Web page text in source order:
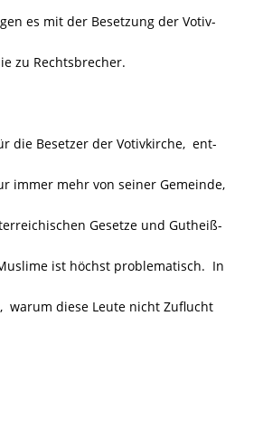
es mit der Besetzung der Votiv-
zu Rechtsbrecher.
Besetzer der Votivkirche, ent-
immer mehr von seiner Gemeinde,
Gesetze und Gutheiß-
ist höchst problematisch. In
diese Leute nicht Zuflucht